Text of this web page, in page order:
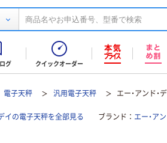
グ クイックオーダー
電子天秤 汎用電子天秤 エー・アンド・
デイの電子天秤を全部見る ブランド エー・アン